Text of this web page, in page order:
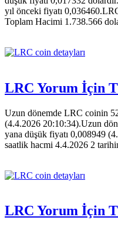
yıl önceki fiyatı
Toplam Hacimi 1.738.566
LRC Yorum İçin
Uzun dönemde LRC coinin
(4.4.2026 20:10:34).Uzun
yana düşük fiyatı 0,008949
saatlik hacmi 4.4.2026 2
LRC Yorum İçin